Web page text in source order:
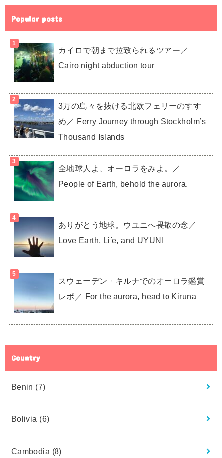
Popular posts
カイロで朝まで拉致られるツアー／
Cairo night abduction tour
3万の島々を抜ける北欧フェリーのすす
め／ Ferry Journey through Stockholm’s
Thousand Islands
全地球人よ、オーロラをみよ。／
People of Earth, behold the aurora.
ありがとう地球。ウユニへ畏敬の念／
Love Earth, Life, and UYUNI
スウェーデン・キルナでのオーロラ鑑賞
レポ／ For the aurora, head to Kiruna
Country
Benin (7)
Bolivia (6)
Cambodia (8)